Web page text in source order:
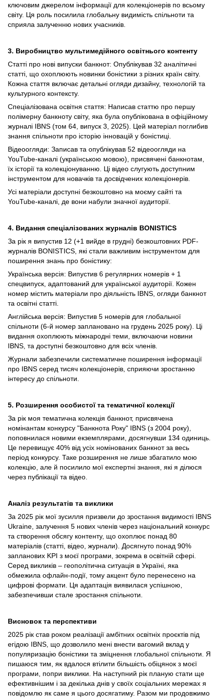
ключовим джерелом інформації для колекціонерів по всьому
світу. Ця роль посилила глобальну видимість спільноти та
сприяла залученню нових учасників.
3. Виробництво мультимедійного освітнього контенту
Статті про нові випуски банкнот: Опублікував 32 аналітичні
статті, що охоплюють новинки боністики з різних країн світу.
Кожна стаття включає детальні огляди дизайну, технологій та
культурного контексту.
Спеціалізована освітня стаття: Написав статтю про першу
полімерну банкноту світу, яка була опублікована в офіційному
журналі IBNS (том 64, випуск 3, 2025). Цей матеріал поглибив
знання спільноти про історію інновацій у боністиці.
Відеоогляди: Записав та опублікував 52 відеоогляди на
YouTube-каналі (українською мовою), присвячені банкнотам,
їх історії та колекціонуванню. Ці відео слугують доступним
інструментом для новачків та досвідчених колекціонерів.
Усі матеріали доступні безкоштовно на моєму сайті та
YouTube-каналі, де вони набули значної аудиторії.
4. Видання спеціалізованих журналів BONISTICS
За рік я випустив 12 (+1 вийде в грудні) безкоштовних PDF-
журналів BONISTICS, які стали важливим інструментом для
поширення знань про боністику:
Українська версія: Випустив 6 регулярних номерів + 1
спецвипуск, адаптований для української аудиторії. Кожен
номер містить матеріали про діяльність IBNS, огляди банкнот
та освітні статті.
Англійська версія: Випустив 5 номерів для глобальної
спільноти (6-й номер заплановано на грудень 2025 року). Ці
видання охоплюють міжнародні теми, включаючи новини
IBNS, та доступні безкоштовно для всіх членів.
Журнали забезпечили систематичне поширення інформації
про IBNS серед тисяч колекціонерів, сприяючи зростанню
інтересу до спільноти.
5. Розширення особистої та тематичної колекції
За рік моя тематична колекція банкнот, присвячена
номінантам конкурсу "Банкнота Року" IBNS (з 2004 року),
поповнилася новими екземплярами, досягнувши 134 одиниць.
Це перевищує 40% від усіх номінованих банкнот за весь
період конкурсу. Таке розширення не лише збагатило мою
колекцію, але й посилило мої експертні знання, які я ділюся
через публікації та відео.
Аналіз результатів та виклики
За 2025 рік мої зусилля призвели до зростання видимості IBNS
Ukraine, залучення 5 нових членів через національний конкурс
та створення обсягу контенту, що охоплює понад 80
матеріалів (статті, відео, журнали). Досягнуто понад 90%
запланових KPI з моєї програми, зокрема в освітній сфері.
Серед викликів – геополітична ситуація в Україні, яка
обмежила офлайн-події, тому акцент було перенесено на
цифрові формати. Ця адаптація виявилася успішною,
забезпечивши стале зростання спільноти.
Висновок та перспективи
2025 рік став роком реалізації амбітних освітніх проєктів під
егідою IBNS, що дозволило мені внести вагомий вклад у
популяризацію боністики та зміцнення глобальної спільноти. Я
пишаюся тим, як вдалося втілити більшість обіцянок з моєї
програми, попри виклики. На наступний рік планую стати ще
ефективнішим і за декілька днів у своїх соціальних мережах я
повідомлю як саме я цього досягатиму. Разом ми продовжимо